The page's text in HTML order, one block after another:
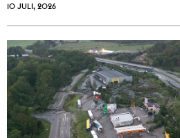
10 JULI, 2026